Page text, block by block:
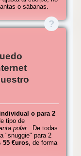
o sábanas.
o para 2
tipo de
polar.
De todas
"snuggie" para 2
55 €uros, de forma